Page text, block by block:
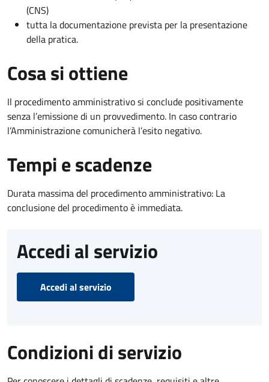
(CNS)
tutta la documentazione prevista per la presentazione
della pratica.
Cosa si ottiene
Il procedimento amministrativo si conclude positivamente
senza l’emissione di un provvedimento. In caso contrario
l’Amministrazione comunicherà l’esito negativo.
Tempi e scadenze
Durata massima del procedimento amministrativo: La
conclusione del procedimento è immediata.
Accedi al servizio
Accedi al servizio
Condizioni di servizio